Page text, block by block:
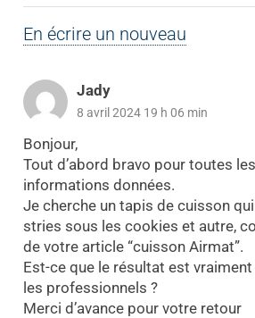
En écrire un nouveau
Jady
8 avril 2024 19 h 06 min
Bonjour,
Tout d’abord bravo pour toutes
informations données.
Je cherche un tapis de cuisson
stries sous les cookies et autre,
de votre article “cuisson Airmat”.
Est-ce que le résultat est
les professionnels ?
Merci d’avance pour votre retour